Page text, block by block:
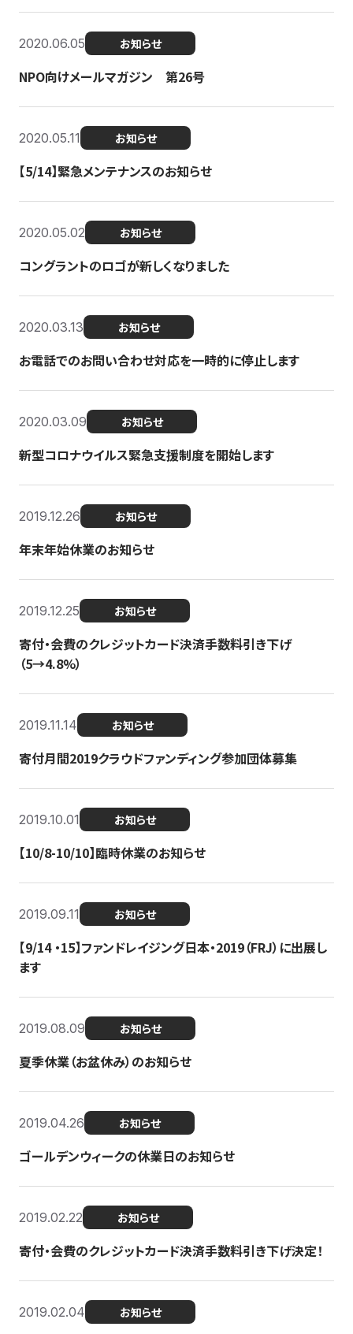
2020.06.05 お知らせ
NPO向けメールマガジン 第26号
2020.05.11 お知らせ
【5/14】緊急メンテナンスのお知らせ
2020.05.02 お知らせ
コングラントのロゴが新しくなりました
2020.03.13 お知らせ
お電話でのお問い合わせ対応を一時的に停止します
2020.03.09 お知らせ
新型コロナウイルス緊急支援制度を開始します
2019.12.26 お知らせ
年末年始休業のお知らせ
2019.12.25 お知らせ
寄付・会費のクレジットカード決済手数料引き下げ
（5→4.8%）
2019.11.14 お知らせ
寄付月間2019クラウドファンディング参加団体募集
2019.10.01 お知らせ
【10/8-10/10】臨時休業のお知らせ
2019.09.11 お知らせ
【9/14 ・15】ファンドレイジング日本・2019（FRJ）に出展し
ます
2019.08.09 お知らせ
夏季休業（お盆休み）のお知らせ
2019.04.26 お知らせ
ゴールデンウィークの休業日のお知らせ
2019.02.22 お知らせ
寄付・会費のクレジットカード決済手数料引き下げ決定！
2019.02.04 お知らせ